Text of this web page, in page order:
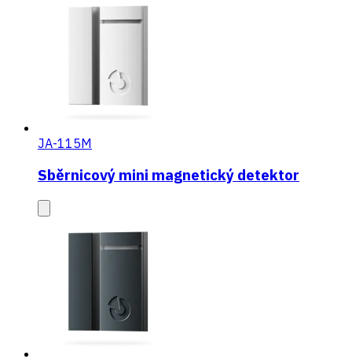
JA-115M
Sběrnicový mini magnetický detektor